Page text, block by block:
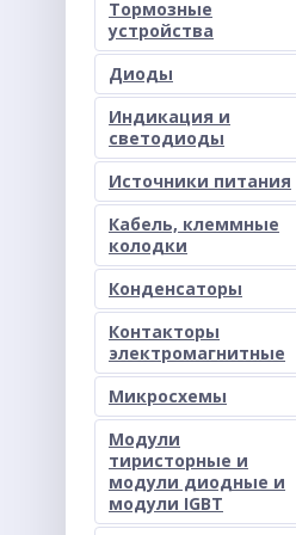
Тормозные
устройства
Диоды
Индикация и
светодиоды
Источники питания
Кабель, клеммные
колодки
Конденсаторы
Контакторы
электромагнитные
Микросхемы
Модули
тиристорные и
модули диодные и
модули IGBT